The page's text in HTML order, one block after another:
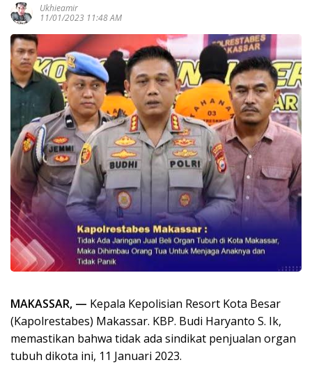
Ukhieamir
11/01/2023 11:48 AM
MAKASSAR, — Kepala Kepolisian Resort Kota Besar
(Kapolrestabes) Makassar. KBP. Budi Haryanto S. Ik,
memastikan bahwa tidak ada sindikat penjualan organ
tubuh dikota ini, 11 Januari 2023.